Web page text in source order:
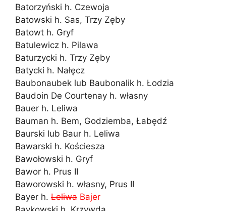
Batorzyński h. Czewoja
Batowski h. Sas, Trzy Zęby
Batowt h. Gryf
Batulewicz h. Pilawa
Baturzycki h. Trzy Zęby
Batycki h. Nałęcz
Baubonaubek lub Baubonalik h. Łodzia
Baudoin De Courtenay h. własny
Bauer h. Leliwa
Bauman h. Bem, Godziemba, Łabędź
Baurski lub Baur h. Leliwa
Bawarski h. Kościesza
Bawołowski h. Gryf
Bawor h. Prus II
Baworowski h. własny, Prus II
Bayer h. Leliwa Bajer